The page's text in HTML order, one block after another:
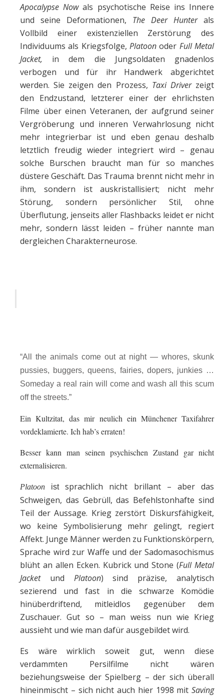
Apocalypse Nowals psychotische Reise ins Innere
und seine Deformationen, The Deer Hunterals
Vollbild einer existenziellen Zerstörung des
Individuums als Kriegsfolge, Platoon oder Full Metal
Jacket, in dem die Jungsoldaten gnadenlos
verbogen und für ihr Handwerk abgerichtet
werden. Sie zeigen den Prozess, Taxi Driverzeigt
den Endzustand, letzterer einer der ehrlichsten
Filme über einen Veteranen, der aufgrund seiner
Vergröberung und inneren Verwahrlosung nicht
mehr integrierbar ist und eben genau deshalb
letztlich freudig wieder integriert wird – genau
solche Burschen braucht man für so manches
düstere Geschäft. Das Trauma brennt nicht mehr in
ihm, sondern ist auskristallisiert; nicht mehr
Störung, sondern persönlicher Stil, ohne
Überflutung, jenseits aller Flashbacks leidet er nicht
mehr, sondern lässt leiden – früher nannte man
dergleichen Charakterneurose.
“All the animals come out at night — whores, skunk
pussies, buggers, queens, fairies, dopers, junkies …
Someday a real rain will come and wash all this scum
off the streets.”
Ein Kultzitat, das mir neulich ein Münchener Taxifahrer
vordeklamierte. Ich hab’s erraten!
Besser kann man seinen psychischen Zustand gar nicht
externalisieren.
Platoon istsprachlich nicht brillant – aber das
Schweigen, das Gebrüll, das Befehlstonhafte sind
Teil der Aussage. Krieg zerstört Diskursfähigkeit,
wo keine Symbolisierung mehr gelingt, regiert
Affekt. Junge Männer werden zu Funktionskörpern,
Sprache wird zur Waffe und der Sadomasochismus
blüht an allen Ecken. Kubrick und Stone (Full Metal
Jacketund Platoon) sind präzise, analytisch
sezierend und fast in die schwarze Komödie
hinüberdriftend, mitleidlos gegenüber dem
Zuschauer. Gut so – man weiss nun wie Krieg
aussieht und wie man dafür ausgebildet wird.
Es wäre wirklich soweit gut, wenn diese
verdammten Persilfilme nicht wären
beziehungsweise der Spielberg – der sich überall
hineinmischt – sich nicht auch hier 1998 mit Saving